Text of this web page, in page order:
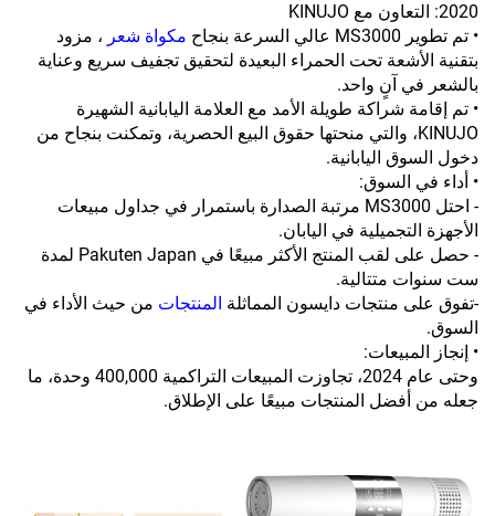
تطبيق
الأسئلة الشائعة
اتصل بنا
2020: التعاون مع KINUJO
• تم تطوير MS3000 عالي السرعة بنجاح
مكواة شعر ، مزود
بتقنية الأشعة تحت الحمراء البعيدة لتحقيق تجفيف سريع وعناية
بالشعر في آنٍ واحد.
• تم إقامة شراكة طويلة الأمد مع العلامة اليابانية الشهيرة
KINUJO، والتي منحتها حقوق البيع الحصرية، وتمكنت بنجاح من
دخول السوق اليابانية.
• أداء في السوق:
- احتل MS3000 مرتبة الصدارة باستمرار في جداول مبيعات
الأجهزة التجميلية في اليابان.
- حصل على لقب المنتج الأكثر مبيعًا في Pakuten Japan لمدة
ست سنوات متتالية.
-تفوق على منتجات دايسون المماثلة المنتجات من حيث الأداء في
السوق.
• إنجاز المبيعات:
وحتى عام 2024، تجاوزت المبيعات التراكمية 400,000 وحدة، ما
جعله من أفضل المنتجات مبيعًا على الإطلاق.